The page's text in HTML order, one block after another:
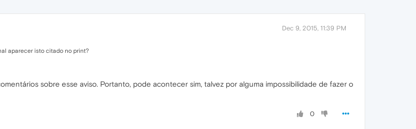
Dec 9, 2015, 11:39 PM
aparecer isto citado no print?
sobre esse aviso. Portanto, pode acontecer sim, talvez por alguma impossibilidade de fazer o
0